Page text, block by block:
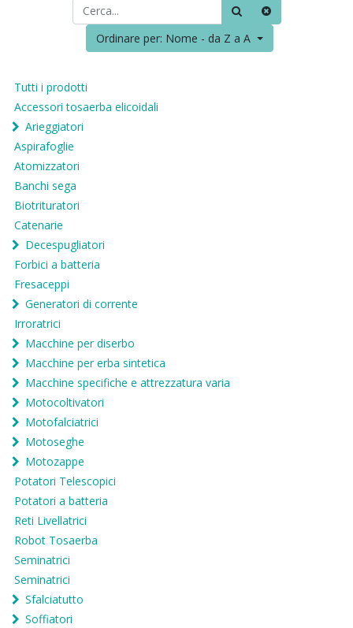
Ordinare per: Nome - da Z a A
Tutti i prodotti
Accessori tosaerba elicoidali
Arieggiatori
Aspirafoglie
Atomizzatori
Banchi sega
Biotrituratori
Catenarie
Decespugliatori
Forbici a batteria
Fresaceppi
Generatori di corrente
Irroratrici
Macchine per diserbo
Macchine per erba sintetica
Macchine specifiche e attrezzatura varia
Motocoltivatori
Motofalciatrici
Motoseghe
Motozappe
Potatori Telescopici
Potatori a batteria
Reti Livellatrici
Robot Tosaerba
Seminatrici
Seminatrici
Sfalciatutto
Soffiatori